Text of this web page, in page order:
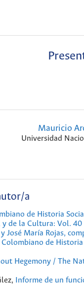
Mauricio
Universidad
a
de Historia
de la Cultura: Vol.
José María Rojas,
de
Hegemony / The
Informe de un